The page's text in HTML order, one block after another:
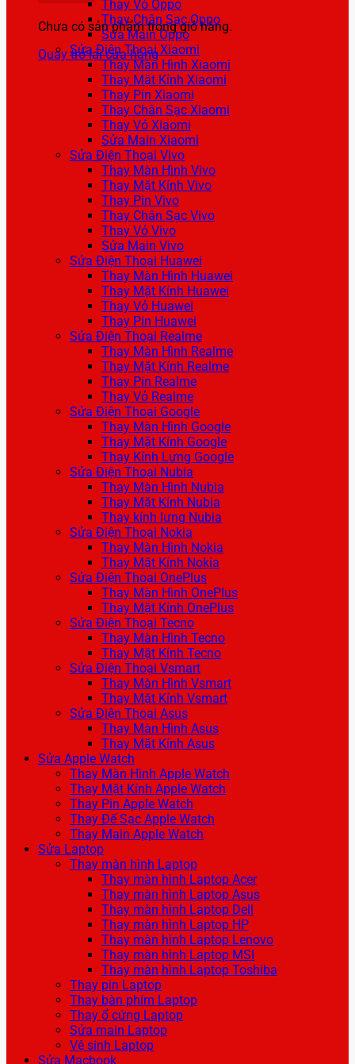
Chưa có sản phẩm trong giỏ hàng.
Quay trở lại cửa hàng
Thay Vỏ Oppo
Thay Chân Sạc Oppo
Sửa Main Oppo
Sửa Điện Thoại Xiaomi
Thay Màn Hình Xiaomi
Thay Mặt Kính Xiaomi
Thay Pin Xiaomi
Thay Chân Sạc Xiaomi
Thay Vỏ Xiaomi
Sửa Main Xiaomi
Sửa Điện Thoại Vivo
Thay Màn Hình Vivo
Thay Mặt Kính Vivo
Thay Pin Vivo
Thay Chân Sạc Vivo
Thay Vỏ Vivo
Sửa Main Vivo
Sửa Điện Thoại Huawei
Thay Màn Hình Huawei
Thay Mặt Kính Huawei
Thay Vỏ Huawei
Thay Pin Huawei
Sửa Điện Thoại Realme
Thay Màn Hình Realme
Thay Mặt Kính Realme
Thay Pin Realme
Thay Vỏ Realme
Sửa Điện Thoại Google
Thay Màn Hình Google
Thay Mặt Kính Google
Thay Kính Lưng Google
Sửa Điện Thoại Nubia
Thay Màn Hình Nubia
Thay Mặt Kính Nubia
Thay kính lưng Nubia
Sửa Điện Thoại Nokia
Thay Màn Hình Nokia
Thay Mặt Kính Nokia
Sửa Điện Thoại OnePlus
Thay Màn Hình OnePlus
Thay Mặt Kính OnePlus
Sửa Điện Thoại Tecno
Thay Màn Hình Tecno
Thay Mặt Kính Tecno
Sửa Điện Thoại Vsmart
Thay Màn Hình Vsmart
Thay Mặt Kính Vsmart
Sửa Điện Thoại Asus
Thay Màn Hình Asus
Thay Mặt Kính Asus
Sửa Apple Watch
Thay Màn Hình Apple Watch
Thay Mặt Kính Apple Watch
Thay Pin Apple Watch
Thay Đế Sạc Apple Watch
Thay Main Apple Watch
Sửa Laptop
Thay màn hình Laptop
Thay màn hình Laptop Acer
Thay màn hình Laptop Asus
Thay màn hình Laptop Dell
Thay màn hình Laptop HP
Thay màn hình Laptop Lenovo
Thay màn hình Laptop MSI
Thay màn hình Laptop Toshiba
Thay pin Laptop
Thay bàn phím Laptop
Thay ổ cứng Laptop
Sửa main Laptop
Vệ sinh Laptop
Sửa Macbook